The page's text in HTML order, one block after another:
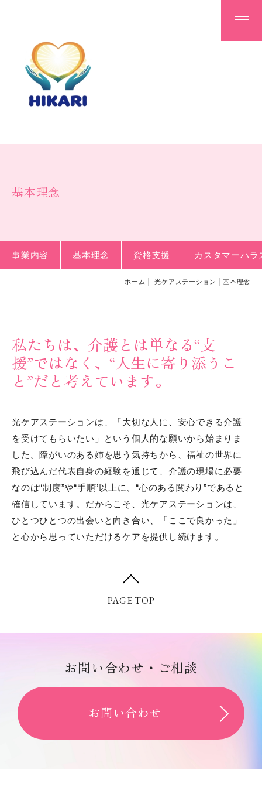
基本理念
事業内容 基本理念 資格支援 カスタマーハ
ホーム 光ケアステーション 基本理念
事業内容
基本理念
資格支援
代表挨拶
お問い合わせ
私たちは、介護とは単なる“支
援”ではなく、“人生に寄り添うこ
と”だと考えています。
光ケアステーションは、「大切な人に、安心できる介護
を受けてもらいたい」という個人的な願いから始まりま
した。障がいのある姉を思う気持ちから、福祉の世界に
飛び込んだ代表自身の経験を通じて、介護の現場に必要
なのは“制度”や“手順”以上に、“心のある関わり”であると
確信しています。だからこそ、光ケアステーションは、
ひとつひとつの出会いと向き合い、「ここで良かった」
と心から思っていただけるケアを提供し続けます。
PAGE TOP
お問い合わせ